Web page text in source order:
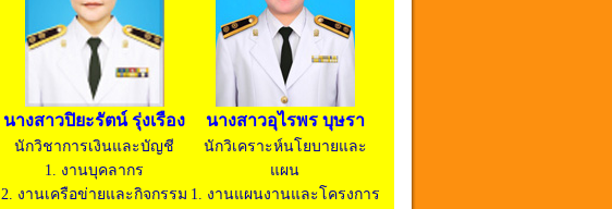
นางสาวปิยะรัตน์ รุ่งเรือง
นักวิชาการเงินและบัญชี
1. งานบุคลากร
2. งานเครือข่ายและกิจกรรม
นางสาวอุไรพร บุษรา
นักวิเคราะห์นโยบายและ
แผน
1. งานแผนงานและโครงการ